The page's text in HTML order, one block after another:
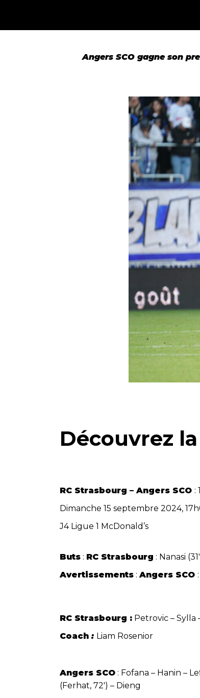
Angers SCO gagne son
Découvrez
RC Strasbourg – Angers SCO :
Dimanche 15 septembre 2024,
J4 Ligue 1 McDonald’s
Buts : RC Strasbourg : Nanasi
Avertissements :Angers SCO
RC Strasbourg : Petrovic – Sylla
Coach : Liam Rosenior
Angers SCO : Fofana – Hanin –
(Ferhat, 72′) – Dieng